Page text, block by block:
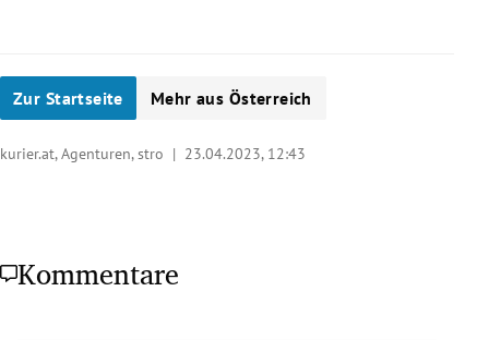
Zur Startseite Mehr aus Österreich
kurier.at, Agenturen, stro | 23.04.2023, 12:43
Kommentare